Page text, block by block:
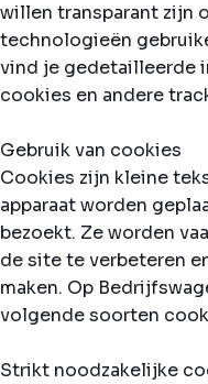
willen transparant zijn
technologieën
vind je gedetailleerde
cookies en andere
Gebruik van cookies
Cookies zijn kleine
apparaat worden
bezoekt. Ze worden
de site te verbeteren
maken. Op
volgende soorten
Strikt noodzakelijke